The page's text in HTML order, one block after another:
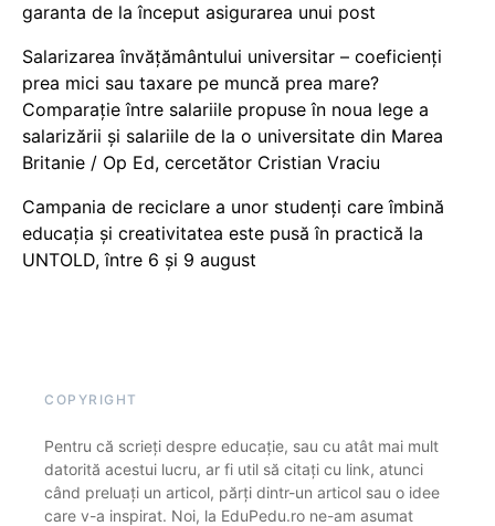
garanta de la început asigurarea unui post
Salarizarea învățământului universitar – coeficienți
prea mici sau taxare pe muncă prea mare?
Comparație între salariile propuse în noua lege a
salarizării și salariile de la o universitate din Marea
Britanie / Op Ed, cercetător Cristian Vraciu
Campania de reciclare a unor studenți care îmbină
educația și creativitatea este pusă în practică la
UNTOLD, între 6 și 9 august
COPYRIGHT
Pentru că scrieți despre educație, sau cu atât mai mult
datorită acestui lucru, ar fi util să citați cu link, atunci
când preluați un articol, părți dintr-un articol sau o idee
care v-a inspirat. Noi, la EduPedu.ro ne-am asumat